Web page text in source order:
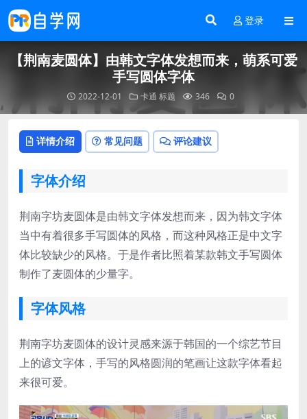
登录
【荆南麦圆体】由韩文字体发想而来，萌系可爱
手写圆体字体
2022-12-01 卡通 标题 346 0
详情介绍 常见问题 评论建议
字体介绍
荆南字坊麦圆体是由韩文字体发想而来，因为韩文字体
当中有着很多手写圆体的风格，而这种风格正是中文字
体比较缺少的风格。于是作者比照着某款韩文手写圆体
制作了麦圆体的少量字。
字体风格
荆南字坊麦圆体的设计灵感来源于韩国的一个综艺节目
上的谚文字体，手写的风格圆润的笔画让这款字体看起
来很可爱。